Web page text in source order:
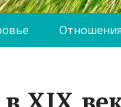
Отношения